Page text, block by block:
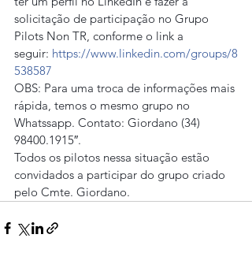
solicitação de participação no Grupo
Pilots Non TR, conforme o link a
seguir: https://www.linkedin.com/groups/8
538587
OBS: Para uma troca de informações mais
rápida, temos o mesmo grupo no
Whatssapp. Contato: Giordano (34)
98400.1915″.
Todos os pilotos nessa situação estão
convidados a participar do grupo criado
pelo Cmte. Giordano.